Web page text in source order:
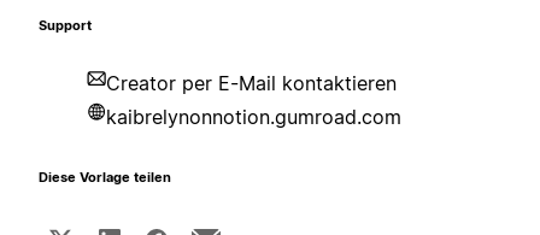
Support
Creator per E-Mail kontaktieren
kaibrelynonnotion.gumroad.com
Diese Vorlage teilen